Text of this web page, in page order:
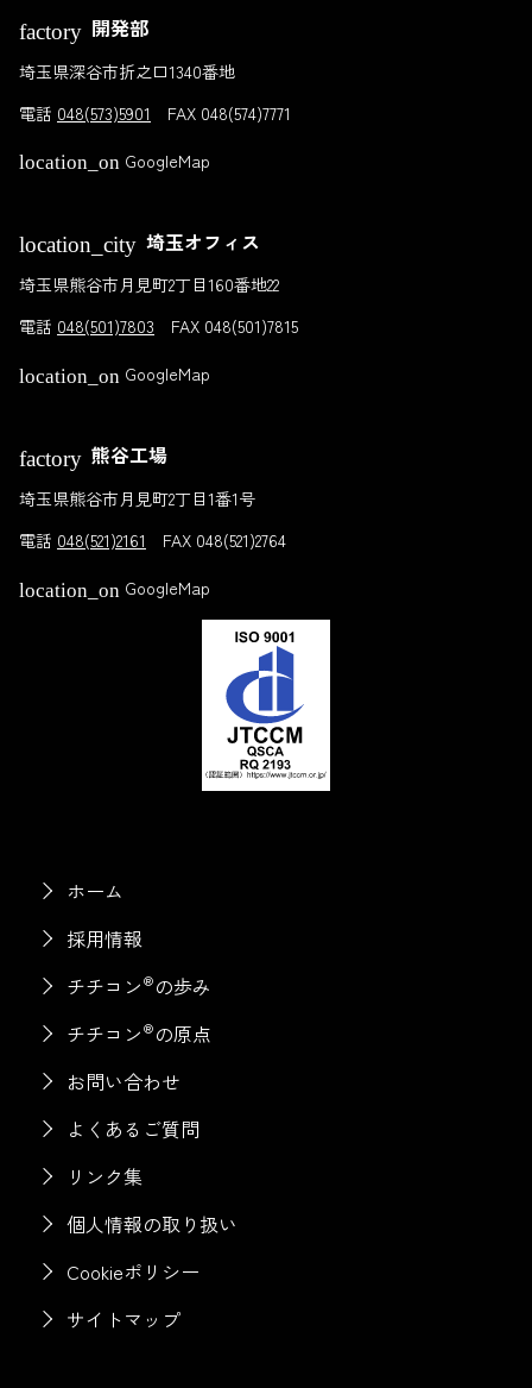
factory 開発部
埼玉県深谷市折之口1340番地
電話 048(573)5901 FAX 048(574)7771
location_on GoogleMap
location_city 埼玉オフィス
埼玉県熊谷市月見町2丁目160番地22
電話 048(501)7803 FAX 048(501)7815
location_on GoogleMap
factory 熊谷工場
埼玉県熊谷市月見町2丁目1番1号
電話 048(521)2161 FAX 048(521)2764
location_on GoogleMap
ホーム
採用情報
チチコン®の歩み
チチコン®の原点
お問い合わせ
よくあるご質問
リンク集
個人情報の取り扱い
Cookieポリシー
サイトマップ